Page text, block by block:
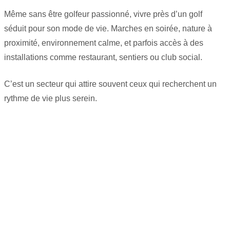
Même sans être golfeur passionné, vivre près d’un golf
séduit pour son mode de vie. Marches en soirée, nature à
proximité, environnement calme, et parfois accès à des
installations comme restaurant, sentiers ou club social.
C’est un secteur qui attire souvent ceux qui recherchent un
rythme de vie plus serein.